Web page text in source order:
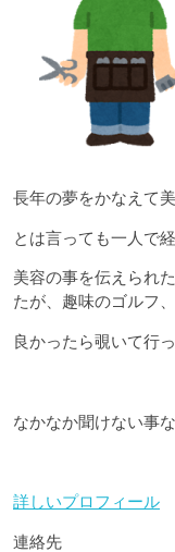
長年の夢をかなえて
とは言っても一人で
美容の事を伝えられ
たが、趣味のゴルフ
良かったら覗いて行
なかなか聞けない事
詳しいプロフィール
連絡先